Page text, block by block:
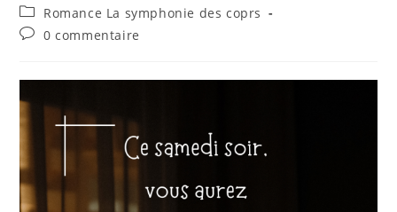
Romance La symphonie des coprs
0 commentaire